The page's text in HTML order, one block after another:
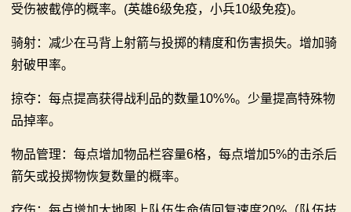
受伤被截停的概率。(英雄6级免疫，小兵10级免疫)。
骑射：减少在马背上射箭与投掷的精度和伤害损失。增加骑
射破甲率。
掠夺：每点提高获得战利品的数量10%%。少量提高特殊物
品掉率。
物品管理：每点增加物品栏容量6格，每点增加5%的击杀后
箭矢或投掷物恢复数量的概率。